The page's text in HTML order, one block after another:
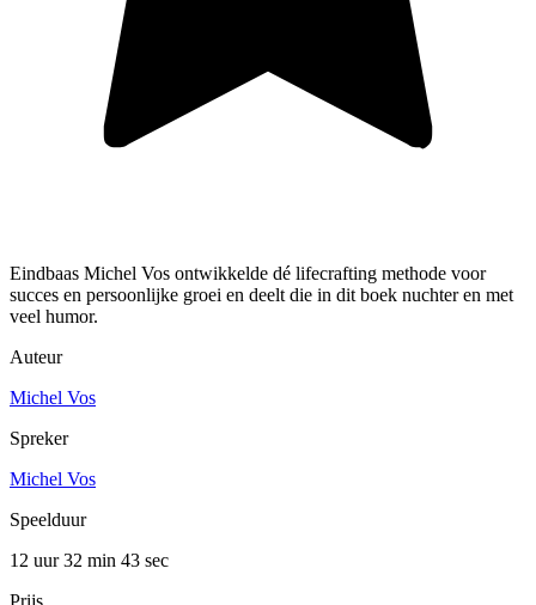
Eindbaas Michel Vos ontwikkelde dé lifecrafting methode voor
succes en persoonlijke groei en deelt die in dit boek nuchter en met
veel humor.
Auteur
Michel Vos
Spreker
Michel Vos
Speelduur
12 uur 32 min 43 sec
Prijs